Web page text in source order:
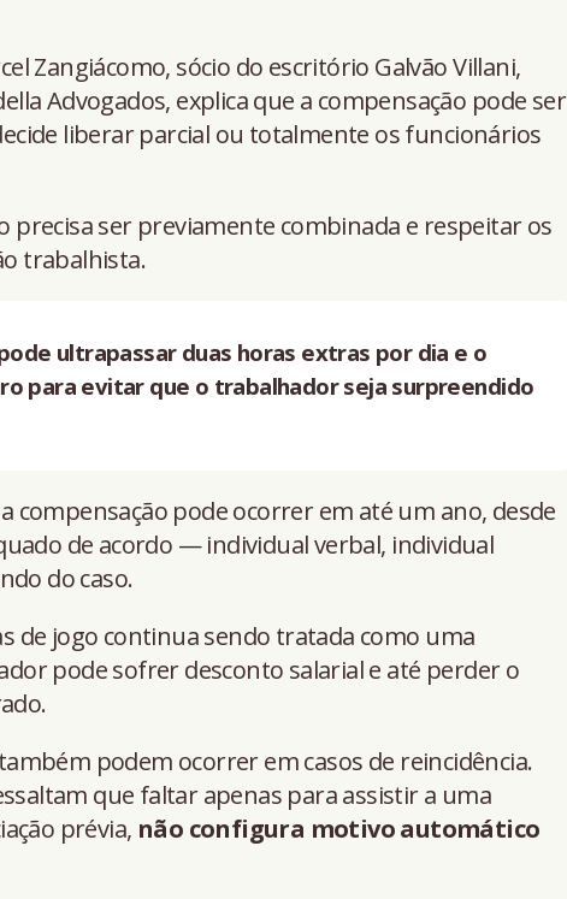
Zangiácomo, sócio do escritório Galvão Villani,
Advogados, explica que a compensação pode ser
liberar parcial ou totalmente os funcionários
precisa ser previamente combinada e respeitar os
trabalhista.
ultrapassar duas horas extras por dia e o
para evitar que o trabalhador seja surpreendido
compensação pode ocorrer em até um ano, desde
de acordo — individual verbal, individual
do caso.
de jogo continua sendo tratada como uma
pode sofrer desconto salarial e até perder o
podem ocorrer em casos de reincidência.
que faltar apenas para assistir a uma
prévia, não configura motivo automático